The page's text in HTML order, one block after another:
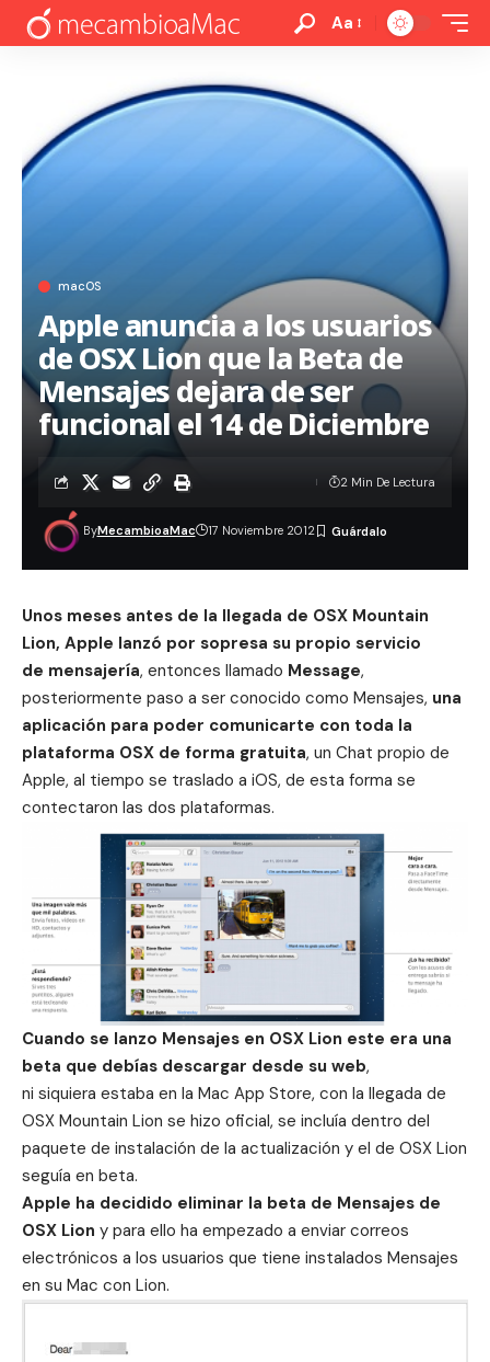
Aa
macOS
Apple anuncia a los usuarios
de OSX Lion que la Beta de
Mensajes dejara de ser
funcional el 14 de Diciembre
ByMecambioaMac 17 Noviembre 2012
2 Min De Lectura
Unos meses antes de la llegada de OSX Mountain
Lion, Apple lanzó por sopresa su propio servicio
de mensajería, entonces llamado Message,
posteriormente paso a ser conocido como Mensajes, una
aplicación para poder comunicarte con toda la
plataforma OSX de forma gratuita, un Chat propio de
Apple, al tiempo se traslado a iOS, de esta forma se
contectaron las dos plataformas.
Cuando se lanzo Mensajes en OSX Lion este era una
beta que debías descargar desde su web,
ni siquiera estaba en la Mac App Store, con la llegada de
OSX Mountain Lion se hizo oficial, se incluía dentro del
paquete de instalación de la actualización y el de OSX Lion
seguía en beta.
Apple ha decidido eliminar la beta de Mensajes de
OSX Lion y para ello ha empezado a enviar correos
electrónicos a los usuarios que tiene instalados Mensajes
en su Mac con Lion.